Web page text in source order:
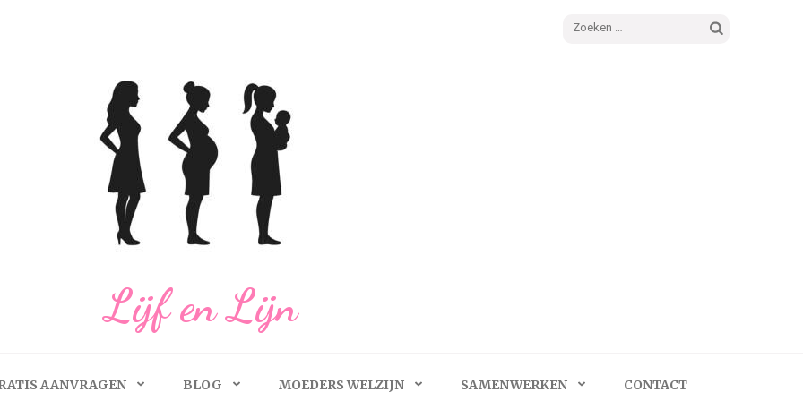
Zoeken
Lijf en Lijn
AANVRAGEN BLOG MOEDERS WELZIJN SAMENWERKEN CONTACT